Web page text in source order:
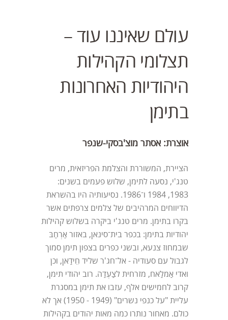
עולם שאיננו עוד –
תצלומי הקהילות
היהודיות האחרונות
בתימן
אוצרת: אסתר מוצ'בסקי-שנפר
הציירת, המשוררת והצלמת הפריזאית, מרים
טנג'י, נסעה לתימן, שלוש פעמים בשנים:
1983, 1984 ו־1986. נסיעותיה היו בהשראת
הדיווחים המרהיבים של צלמים צרפתים אשר
בקרו בתימן. מרים טנג'י ביקרה בשלוש קהילות
יהודיות בתימן: בכפר בית־סינאן, באזור אַרְחַבּ
שבמחוז צנעא, ובשני כפרים בצפון תימן סמוך
לגבול עם סעודיה - אל־חג'ר שליד חֵידַאן, וכן
ואדי אַמלַאח, מזרחית לצַעְדַה. רוב יהודי תימן,
קרוב לחמישים אלף, עזבו את תימן במסגרת
עליית "על כנפי נשרים" (1949 - 1950) אך לא
כולם. מאחור נותרו כמה מאות יהודים בקהילות